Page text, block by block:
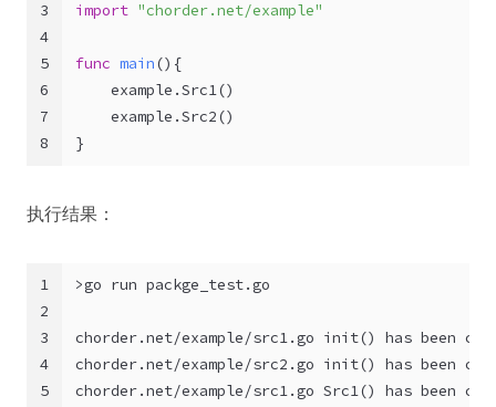
3
4
5
6
7
8
import "chorder.net/example"
func main() {
    example.Src1()
    example.Src2()
}
执行结果：
1
2
3
4
5
>go run packge_test.go
chorder.net/example/src1.go init() has been
chorder.net/example/src2.go init() has been
chorder.net/example/src1.go Src1() has been